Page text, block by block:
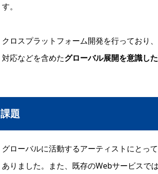
す。
クロスプラットフォーム開発を行っており、
対応などを含めたグローバル展開を意識し
課題
グローバルに活動するアーティストにとっ
ありました。また、既存のWebサービスで